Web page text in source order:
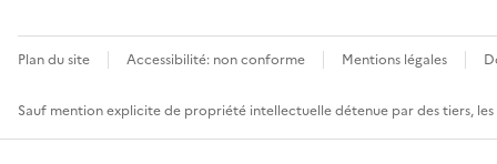
Plan du site Accessibilité: non conforme Mentions légales
Sauf mention explicite de propriété intellectuelle détenue par des tiers,